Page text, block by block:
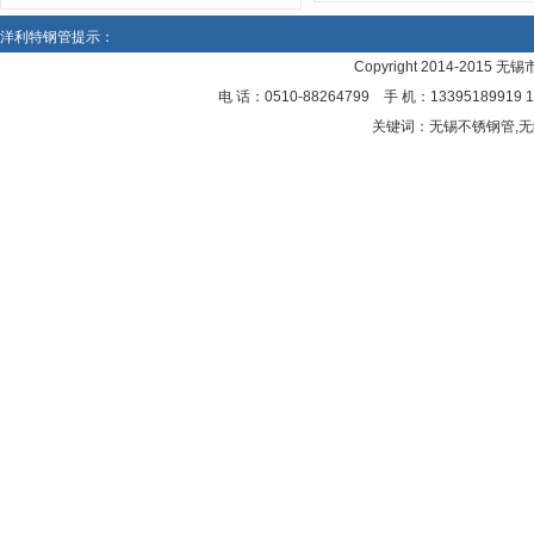
洋利特钢管提示：
Copyright 2014-2015 无
电 话：0510-88264799 手 机：13395189919
关键词：无锡不锈钢管,